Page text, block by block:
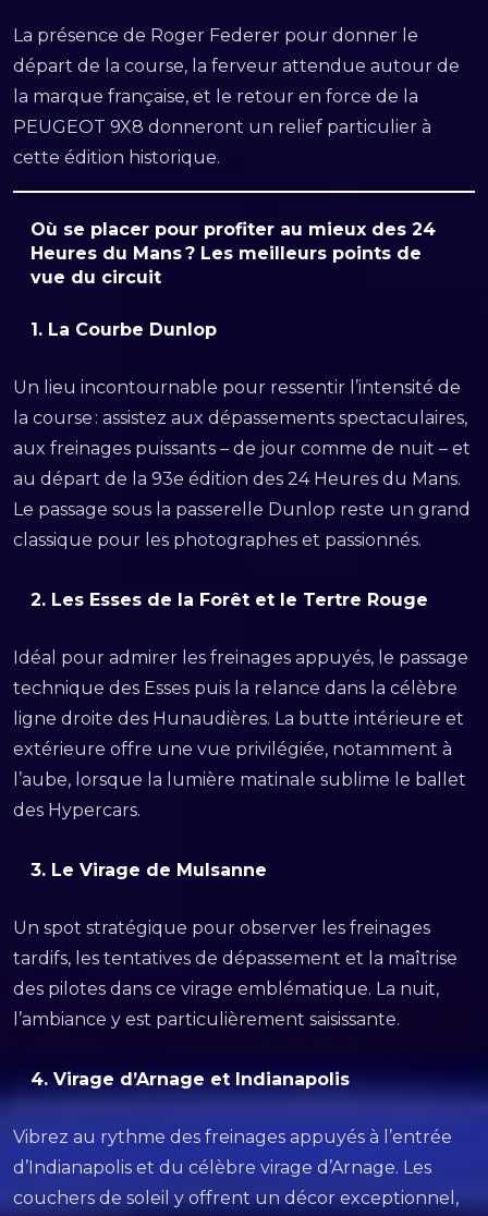
La présence de Roger Federer pour donner le
départ de la course, la ferveur attendue autour de
la marque française, et le retour en force de la
PEUGEOT 9X8 donneront un relief particulier à
cette édition historique.
Où se placer pour profiter au mieux des 24
Heures du Mans ? Les meilleurs points de
vue du circuit
1. La Courbe Dunlop
Un lieu incontournable pour ressentir l’intensité de
la course : assistez aux dépassements spectaculaires,
aux freinages puissants – de jour comme de nuit – et
au départ de la 93e édition des 24 Heures du Mans.
Le passage sous la passerelle Dunlop reste un grand
classique pour les photographes et passionnés.
2. Les Esses de la Forêt et le Tertre Rouge
Idéal pour admirer les freinages appuyés, le passage
technique des Esses puis la relance dans la célèbre
ligne droite des Hunaudières. La butte intérieure et
extérieure offre une vue privilégiée, notamment à
l’aube, lorsque la lumière matinale sublime le ballet
des Hypercars.
3. Le Virage de Mulsanne
Un spot stratégique pour observer les freinages
tardifs, les tentatives de dépassement et la maîtrise
des pilotes dans ce virage emblématique. La nuit,
l’ambiance y est particulièrement saisissante.
4. Virage d’Arnage et Indianapolis
Vibrez au rythme des freinages appuyés à l’entrée
d’Indianapolis et du célèbre virage d’Arnage. Les
couchers de soleil y offrent un décor exceptionnel,